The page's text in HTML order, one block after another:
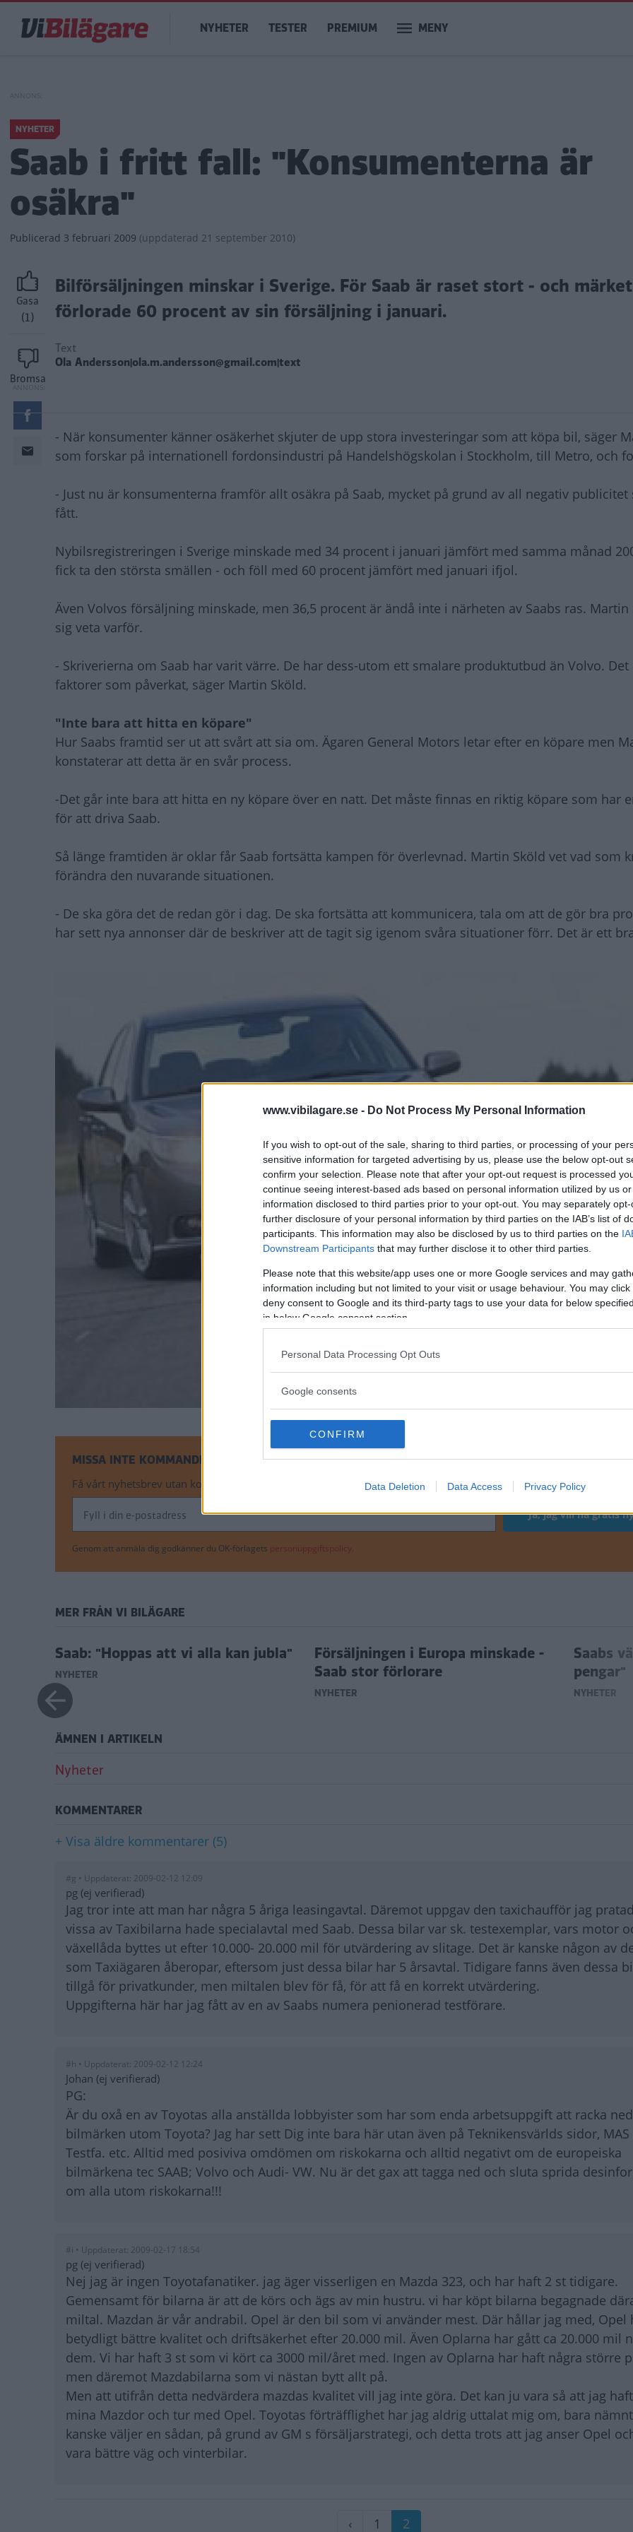
www.vibilagare.se - Do Not Process My Personal Information
If you wish to opt-out of the sale, sharing to third parties, or processing of your
sensitive information for targeted advertising by us, please use the below opt-out
confirm your selection. Please note that after your opt-out request is processed
continue seeing interest-based ads based on personal information utilized by us
information disclosed to third parties prior to your opt-out. You may separately
further disclosure of your personal information by third parties on the IAB’s list of
participants. This information may also be disclosed by us to third parties on the
Downstream Participants that may further disclose it to other third parties.
Please note that this website/app uses one or more Google services and may
information including but not limited to your visit or usage behaviour. You may
deny consent to Google and its third-party tags to use your data for below
in below Google consent section.
Personal Data Processing Opt Outs
Google consents
CONFIRM
Data Deletion Data Access Privacy Policy
huvudinnehåll
Main
navigation
NYHETER TESTER PREMIUM MENY
NYHETER
Saab i fritt fall: "Konsumenterna är
osäkra"
Publicerad 3 februari 2009 (uppdaterad 21 september 2010)
Gasa
(1)
Bromsa
Bilförsäljningen minskar i Sverige. För Saab är raset stort - och märket
förlorade 60 procent av sin försäljning i januari.
Text
Ola Andersson|ola.m.andersson@gmail.com|text
- När konsumenter känner osäkerhet skjuter de upp stora investeringar som att köpa bil, säger
som forskar på internationell fordonsindustri på Handelshögskolan i Stockholm, till Metro, och
- Just nu är konsumenterna framför allt osäkra på Saab, mycket på grund av all negativ publicitet
fått.
Nybilsregistreringen i Sverige minskade med 34 procent i januari jämfört med samma månad
fick ta den största smällen - och föll med 60 procent jämfört med januari ifjol.
Även Volvos försäljning minskade, men 36,5 procent är ändå inte i närheten av Saabs ras.
sig veta varför.
- Skriverierna om Saab har varit värre. De har dess-utom ett smalare produktutbud än Volvo. Det
faktorer som påverkat, säger Martin Sköld.
"Inte bara att hitta en köpare"
Hur Saabs framtid ser ut att svårt att sia om. Ägaren General Motors letar efter en köpare men
konstaterar att detta är en svår process.
-Det går inte bara att hitta en ny köpare över en natt. Det måste finnas en riktig köpare som har
för att driva Saab.
Så länge framtiden är oklar får Saab fortsätta kampen för överlevnad. Martin Sköld vet vad som
förändra den nuvarande situationen.
- De ska göra det de redan gör i dag. De ska fortsätta att kommunicera, tala om att de gör bra
har sett nya annonser där de beskriver att de tagit sig igenom svåra situationer förr. Det är ett
MISSA INTE KOMMANDE ARTIKLAR OM NYHETER
Få vårt nyhetsbrev utan kostnad
Genom att anmäla dig godkänner du OK-förlagets personuppgiftspolicy.
MER FRÅN VI BILÄGARE
Saab: "Hoppas att vi alla kan jubla"
NYHETER
Försäljningen i Europa minskade -
Saab stor förlorare
NYHETER
Saabs
pengar"
NYHETER
ÄMNEN I ARTIKELN
Nyheter
KOMMENTARER
+ Visa äldre kommentarer (5)
#g • Uppdaterat: 2009-02-12 12:09
pg (ej verifierad)
Jag tror inte att man har några 5 åriga leasingavtal. Däremot uppgav den taxichaufför jag
vissa av Taxibilarna hade specialavtal med Saab. Dessa bilar var sk. testexemplar, vars motor
växellåda byttes ut efter 10.000- 20.000 mil för utvärdering av slitage. Det är kanske någon av
som Taxiägaren åberopar, eftersom just dessa bilar har 5 årsavtal. Tidigare fanns även dessa
tillgå för privatkunder, men miltalen blev för få, för att få en korrekt utvärdering.
Uppgifterna här har jag fått av en av Saabs numera penionerad testförare.
#h • Uppdaterat: 2009-02-12 12:24
Johan (ej verifierad)
PG:
Är du oxå en av Toyotas alla anställda lobbyister som har som enda arbetsuppgift att racka
bilmärken utom Toyota? Jag har sett Dig inte bara här utan även på Teknikensvärlds sidor,
Testfa. etc. Alltid med posiviva omdömen om riskokarna och alltid negativt om de europeiska
bilmärkena tec SAAB; Volvo och Audi- VW. Nu är det gax att tagga ned och sluta sprida
om alla utom riskokarna!!!
#i • Uppdaterat: 2009-02-17 18:54
pg (ej verifierad)
Nej jag är ingen Toyotafanatiker. jag äger visserligen en Mazda 323, och har haft 2 st tidigare.
Gemensamt för bilarna är att de körs och ägs av min hustru. vi har köpt bilarna begagnade
miltal. Mazdan är vår andrabil. Opel är den bil som vi använder mest. Där hållar jag med, Opel
betydligt bättre kvalitet och driftsäkerhet efter 20.000 mil. Även Oplarna har gått ca 20.000 mil
dem. Vi har haft 3 st som vi kört ca 3000 mil/året med. Ingen av Oplarna har haft några större
men däremot Mazdabilarna som vi nästan bytt allt på.
Men att utifrån detta nedvärdera mazdas kvalitet vill jag inte göra. Det kan ju vara så att jag
mina Mazdor och tur med Opel. Toyotas förträfflighet har jag aldrig uttalat mig om, bara
kanske väljer en sådan, på grund av GM s försäljarstrategi, och detta trots att jag anser Opel
vara bättre väg och vinterbilar.
Föregående
‹ Sida
1 Nuvarande
2